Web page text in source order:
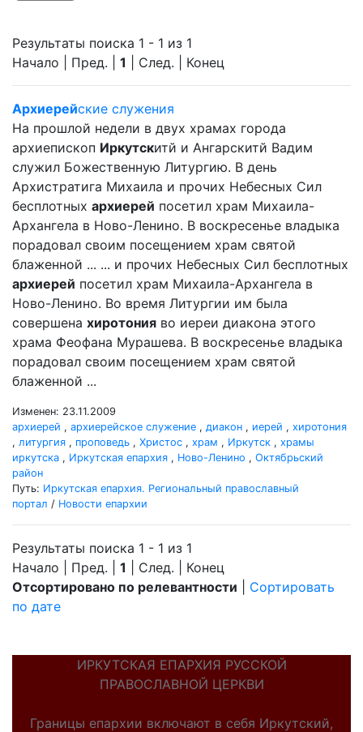
Результаты поиска 1 - 1 из 1
Начало | Пред. | 1 | След. | Конец
Архиерейские служения
На прошлой недели в двух храмах города
архиепископ Иркутскитй и Ангарскитй Вадим
служил Божественную Литургию. В день
Архистратига Михаила и прочих Небесных Сил
бесплотных архиерей посетил храм Михаила-
Архангела в Ново-Ленино. В воскресенье владыка
порадовал своим посещением храм святой
блаженной ... ... и прочих Небесных Сил бесплотных
архиерей посетил храм Михаила-Архангела в
Ново-Ленино. Во время Литургии им была
совершена хиротония во иереи диакона этого
храма Феофана Мурашева. В воскресенье владыка
порадовал своим посещением храм святой
блаженной ...
Изменен: 23.11.2009
архиерей , архиерейское служение , диакон , иерей , хиротония
, литургия , проповедь , Христос , храм , Иркутск , храмы
иркутска , Иркутская епархия , Ново-Ленино , Октябрьский
район
Путь: Иркутская епархия. Региональный православный
портал / Новости епархии
Результаты поиска 1 - 1 из 1
Начало | Пред. | 1 | След. | Конец
Отсортировано по релевантности
Сортировать
по дате
ИРКУТСКАЯ ЕПАРХИЯ РУССКОЙ
ПРАВОСЛАВНОЙ ЦЕРКВИ
Границы епархии включают в себя Иркутский,